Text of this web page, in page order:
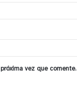
vez que comente.